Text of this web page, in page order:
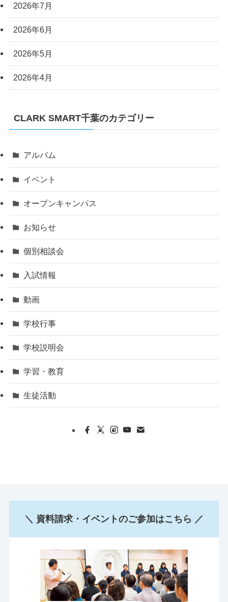
2026年7月
2026年6月
2026年5月
2026年4月
CLARK SMART千葉のカテゴリー
アルバム
イベント
オープンキャンパス
お知らせ
個別相談会
入試情報
動画
学校行事
学校説明会
学習・教育
生徒活動
＼ 資料請求・イベントのご参加はこちら ／